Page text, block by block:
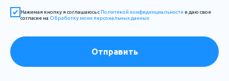
Нажимая кнопку я соглашаюсь с Политикой конфиденциальности и даю свое
согласие на Обработку моих персональных данных
Отправить